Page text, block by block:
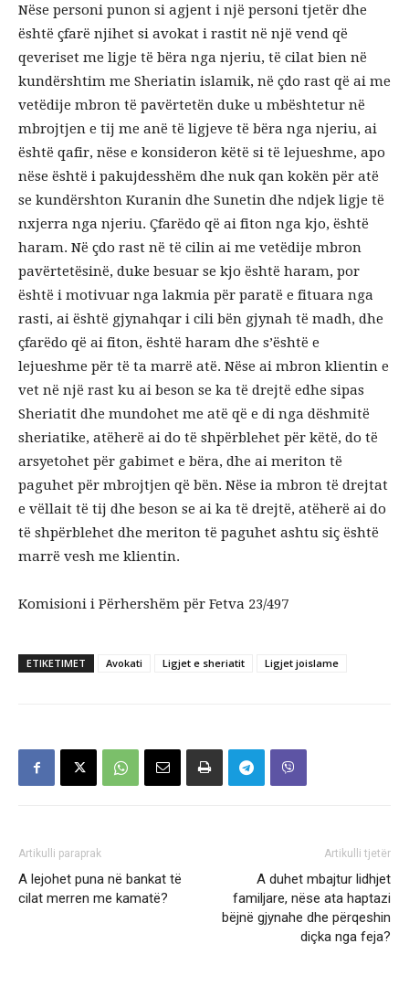
Nëse personi punon si agjent i një personi tjetër dhe
është çfarë njihet si avokat i rastit në një vend që
qeveriset me ligje të bëra nga njeriu, të cilat bien në
kundërshtim me Sheriatin islamik, në çdo rast që ai me
vetëdije mbron të pavërtetën duke u mbështetur në
mbrojtjen e tij me anë të ligjeve të bëra nga njeriu, ai
është qafir, nëse e konsideron këtë si të lejueshme, apo
nëse është i pakujdesshëm dhe nuk qan kokën për atë
se kundërshton Kuranin dhe Sunetin dhe ndjek ligje të
nxjerra nga njeriu. Çfarëdo që ai fiton nga kjo, është
haram. Në çdo rast në të cilin ai me vetëdije mbron
pavërtetësinë, duke besuar se kjo është haram, por
është i motivuar nga lakmia për paratë e fituara nga
rasti, ai është gjynahqar i cili bën gjynah të madh, dhe
çfarëdo që ai fiton, është haram dhe s’është e
lejueshme për të ta marrë atë. Nëse ai mbron klientin e
vet në një rast ku ai beson se ka të drejtë edhe sipas
Sheriatit dhe mundohet me atë që e di nga dëshmitë
sheriatike, atëherë ai do të shpërblehet për këtë, do të
arsyetohet për gabimet e bëra, dhe ai meriton të
paguhet për mbrojtjen që bën. Nëse ia mbron të drejtat
e vëllait të tij dhe beson se ai ka të drejtë, atëherë ai do
të shpërblehet dhe meriton të paguhet ashtu siç është
marrë vesh me klientin.
Komisioni i Përhershëm për Fetva 23/497
ETIKETIMET Avokati Ligjet e sheriatit Ligjet joislame
Artikulli paraprak
A lejohet puna në bankat të
cilat merren me kamatë?
Artikulli tjetër
A duhet mbajtur lidhjet
familjare, nëse ata haptazi
bëjnë gjynahe dhe përqeshin
diçka nga feja?